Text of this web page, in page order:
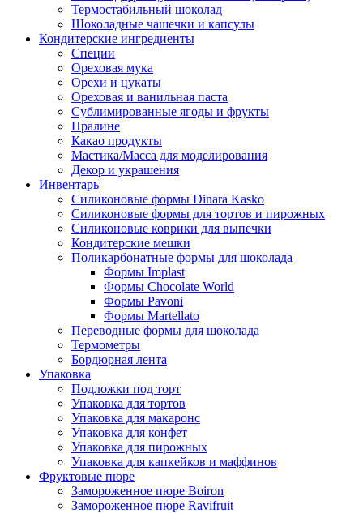
Термостабильный шоколад
Шоколадные чашечки и капсулы
Кондитерские ингредиенты
Специи
Ореховая мука
Орехи и цукаты
Ореховая и ванильная паста
Сублимированные ягоды и фрукты
Пралине
Какао продукты
Мастика/Масса для моделирования
Декор и украшения
Инвентарь
Силиконовые формы Dinara Kasko
Силиконовые формы для тортов и пирожных
Силиконовые коврики для выпечки
Кондитерские мешки
Поликарбонатные формы для шоколада
Формы Implast
Формы Chocolate World
Формы Pavoni
Формы Martellato
Переводные формы для шоколада
Термометры
Бордюрная лента
Упаковка
Подложки под торт
Упаковка для тортов
Упаковка для макаронс
Упаковка для конфет
Упаковка для пирожных
Упаковка для капкейков и маффинов
Фруктовые пюре
Замороженное пюре Boiron
Замороженное пюре Ravifruit